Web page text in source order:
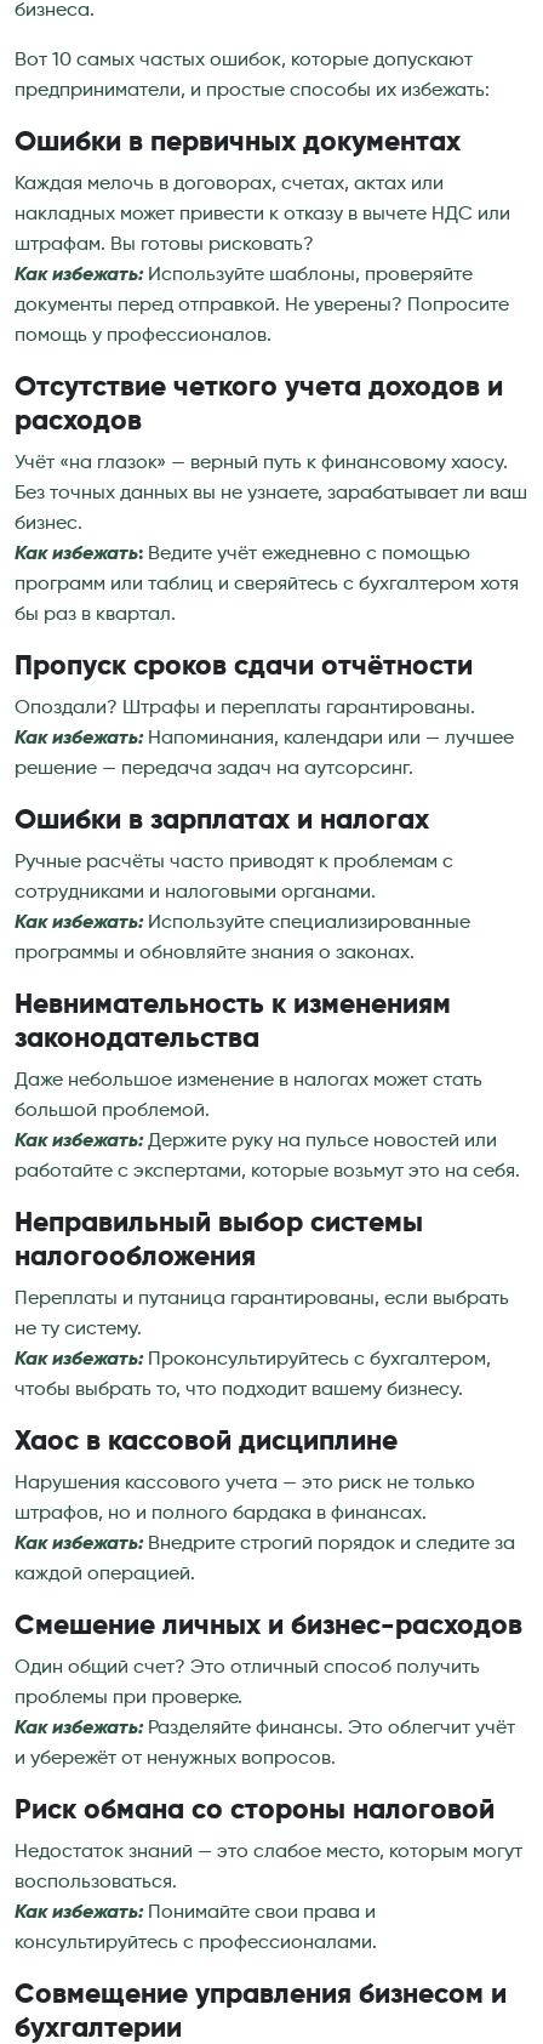
бизнеса.
Вот 10 самых частых ошибок, которые допускают
предприниматели, и простые способы их избежать:
Ошибки в первичных документах
Каждая мелочь в договорах, счетах, актах или
накладных может привести к отказу в вычете НДС или
штрафам. Вы готовы рисковать?
Как избежать:Используйте шаблоны, проверяйте
документы перед отправкой. Не уверены? Попросите
помощь у профессионалов.
Отсутствие четкого учета доходов и
расходов
Учёт «на глазок» — верный путь к финансовому хаосу.
Без точных данных вы не узнаете, зарабатывает ли ваш
бизнес.
Как избежать: Ведите учёт ежедневно с помощью
программ или таблиц и сверяйтесь с бухгалтером хотя
бы раз в квартал.
Пропуск сроков сдачи отчётности
Опоздали? Штрафы и переплаты гарантированы.
Как избежать: Напоминания, календари или — лучшее
решение — передача задач на аутсорсинг.
Ошибки в зарплатах и налогах
Ручные расчёты часто приводят к проблемам с
сотрудниками и налоговыми органами.
Как избежать:Используйте специализированные
программы и обновляйте знания о законах.
Невнимательность к изменениям
законодательства
Даже небольшое изменение в налогах может стать
большой проблемой.
Как избежать:Держите руку на пульсе новостей или
работайте с экспертами, которые возьмут это на себя.
Неправильный выбор системы
налогообложения
Переплаты и путаница гарантированы, если выбрать
не ту систему.
Как избежать:Проконсультируйтесь с бухгалтером,
чтобы выбрать то, что подходит вашему бизнесу.
Хаос в кассовой дисциплине
Нарушения кассового учета — это риск не только
штрафов, но и полного бардака в финансах.
Как избежать: Внедрите строгий порядок и следите за
каждой операцией.
Смешение личных и бизнес-расходов
Один общий счет? Это отличный способ получить
проблемы при проверке.
Как избежать:Разделяйте финансы. Это облегчит учёт
и убережёт от ненужных вопросов.
Риск обмана со стороны налоговой
Недостаток знаний — это слабое место, которым могут
воспользоваться.
Как избежать:
Понимайте свои права и
консультируйтесь с профессионалами.
Совмещение управления бизнесом и
бухгалтерии